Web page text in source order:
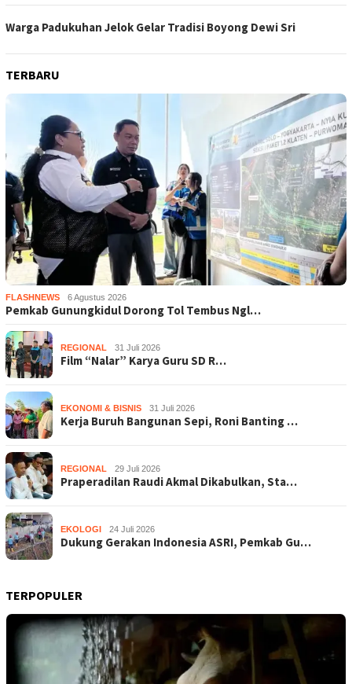
Warga Padukuhan Jelok Gelar Tradisi Boyong Dewi Sri
TERBARU
FLASHNEWS 6 Agustus 2026
Pemkab Gunungkidul Dorong Tol Tembus Ngl…
REGIONAL 31 Juli 2026
Film “Nalar” Karya Guru SD R…
EKONOMI & BISNIS 31 Juli 2026
Kerja Buruh Bangunan Sepi, Roni Banting …
REGIONAL 29 Juli 2026
Praperadilan Raudi Akmal Dikabulkan, Sta…
EKOLOGI 24 Juli 2026
Dukung Gerakan Indonesia ASRI, Pemkab Gu…
TERPOPULER